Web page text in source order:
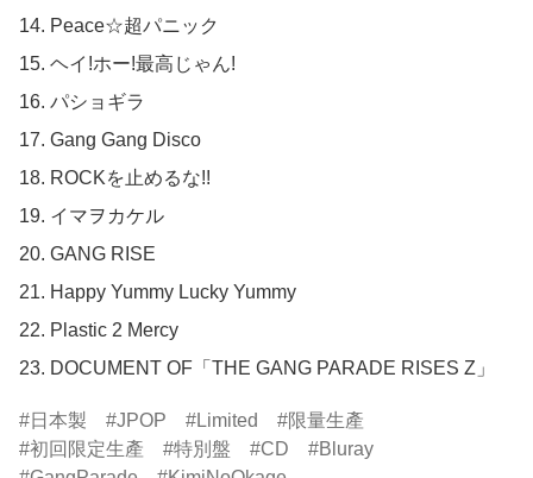
14. Peace☆超パニック
15. ヘイ!ホー!最高じゃん!
16. パショギラ
17. Gang Gang Disco
18. ROCKを止めるな!!
19. イマヲカケル
20. GANG RISE
21. Happy Yummy Lucky Yummy
22. Plastic 2 Mercy
23. DOCUMENT OF「THE GANG PARADE RISES Z」
日本製 JPOP Limited
限量生產
初回限定生產
特別盤 CD
Bluray